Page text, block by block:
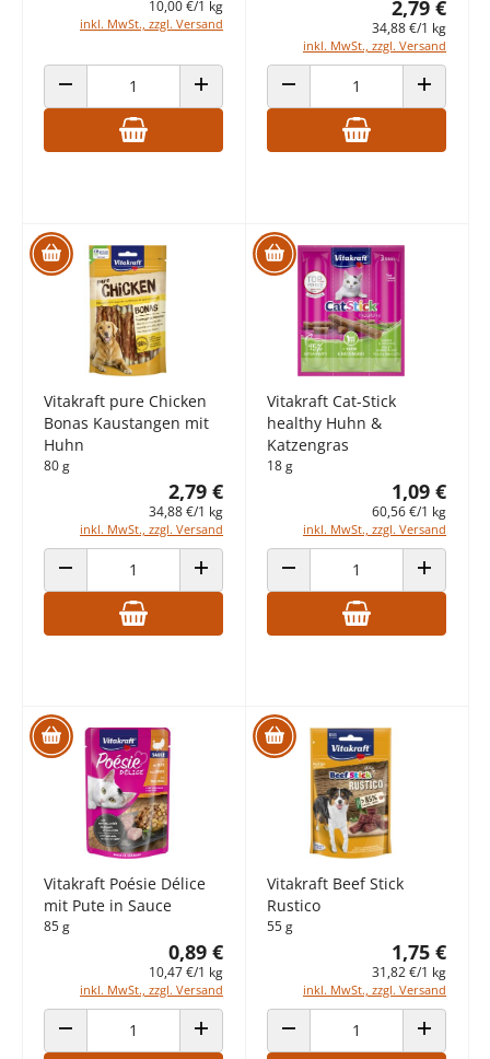
10,00 €/1 kg
inkl. MwSt., zzgl. Versand
ANZAHL VERRINGERN ANZAHL ERHÖHEN
2,79 €
34,88 €/1 kg
inkl. MwSt., zzgl. Versand
ANZAHL VERRINGERN ANZAHL
Vitakraft pure Chicken
Bonas Kaustangen mit
Huhn
80 g
2,79 €
34,88 €/1 kg
inkl. MwSt., zzgl. Versand
ANZAHL VERRINGERN ANZAHL ERHÖHEN
Vitakraft Cat-Stick
healthy Huhn &
Katzengras
18 g
1,09 €
60,56 €/1 kg
inkl. MwSt., zzgl. Versand
ANZAHL VERRINGERN ANZAHL
Vitakraft Poésie Délice
mit Pute in Sauce
85 g
0,89 €
10,47 €/1 kg
inkl. MwSt., zzgl. Versand
ANZAHL VERRINGERN ANZAHL ERHÖHEN
Vitakraft Beef Stick
Rustico
55 g
1,75 €
31,82 €/1 kg
inkl. MwSt., zzgl. Versand
ANZAHL VERRINGERN ANZAHL